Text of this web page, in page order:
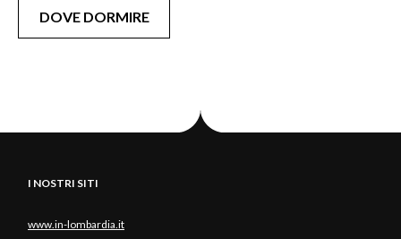
DOVE DORMIRE
I NOSTRI SITI
www.in-lombardia.it